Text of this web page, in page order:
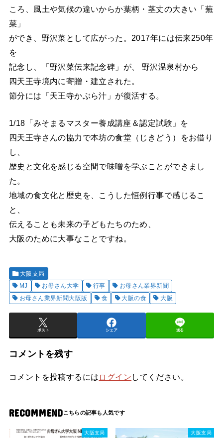
ころ、風土や気候の違いからか葉柄・茎丈の大きい「蕪
菜」
ができ、野沢菜として広がった。2017年には伝来250年
を
記念し、「野沢菜伝来記念碑」が、 野沢温泉村から
四天王寺境内に寄贈・建立された。
節分には「天王寺かぶら汁」が復活する。
1/18「みそまるマスター養成講座＆認定試験」を
四天王寺さんの協力で本坊の食堂（じきどう）をお借り
し、
歴史と文化を感じる空間で味噌を学ぶことができまし
た。
地域の食文化と歴史を、こうした恒例行事で感じるこ
と、
伝えることも未来の子どもたちのため、
大阪のために大事なことですね。
大阪支局
MJ
お母さん大学 行事
お母さん業界新聞
お母さん業界新聞大阪版
食 大阪の食 大阪
ポスト シェア 送る
コメントを残す
コメントを投稿するには ログイン してください。
RECOMMEND
大阪支局 大阪支局